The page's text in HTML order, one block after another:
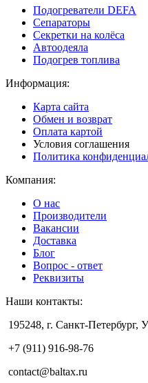
Подогреватели DEFA
Сепараторы
Секретки на колёса
Автоодеяла
Подогрев топлива
Информация:
Карта сайта
Обмен и возврат
Оплата картой
Условия соглашения
Политика
Компания:
О нас
Производители
Вакансии
Доставка
Блог
Вопрос - ответ
Реквизиты
Наши контакты:
195248, г. Санкт-Петербург,
+7 (911) 916-98-76
contact@baltax.ru